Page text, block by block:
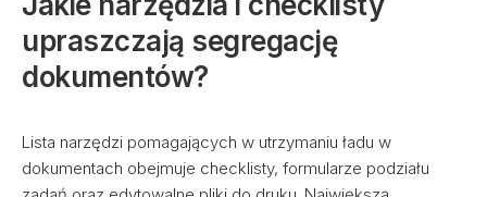
upraszczają segregację
dokumentów?
Lista narzędzi pomagających w utrzymaniu ładu w
dokumentach obejmuje checklisty, formularze podziału